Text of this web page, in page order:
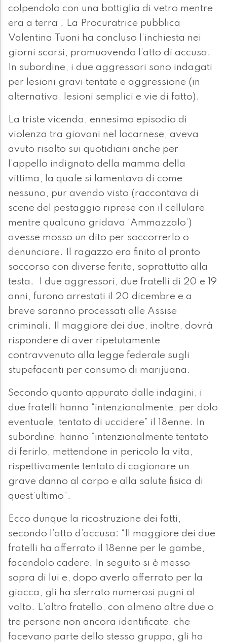
colpendolo con una bottiglia di vetro mentre
era a terra . La Procuratrice pubblica
Valentina Tuoni ha concluso l’inchiesta nei
giorni scorsi, promuovendo l’atto di accusa.
In subordine, i due aggressori sono indagati
per lesioni gravi tentate e aggressione (in
alternativa, lesioni semplici e vie di fatto).
La triste vicenda, ennesimo episodio di
violenza tra giovani nel locarnese, aveva
avuto risalto sui quotidiani anche per
l’appello indignato della mamma della
vittima, la quale si lamentava di come
nessuno, pur avendo visto (raccontava di
scene del pestaggio riprese con il cellulare
mentre qualcuno gridava ‘Ammazzalo’)
avesse mosso un dito per soccorrerlo o
denunciare. Il ragazzo era finito al pronto
soccorso con diverse ferite, soprattutto alla
testa. I due aggressori, due fratelli di 20 e 19
anni, furono arrestati il 20 dicembre e a
breve saranno processati alle Assise
criminali. Il maggiore dei due, inoltre, dovrà
rispondere di aver ripetutamente
contravvenuto alla legge federale sugli
stupefacenti per consumo di marijuana.
Secondo quanto appurato dalle indagini, i
due fratelli hanno “intenzionalmente, per dolo
eventuale, tentato di uccidere” il 18enne. In
subordine, hanno “intenzionalmente tentato
di ferirlo, mettendone in pericolo la vita,
rispettivamente tentato di cagionare un
grave danno al corpo e alla salute fisica di
quest’ultimo”.
Ecco dunque la ricostruzione dei fatti,
secondo l’atto d’accusa: “Il maggiore dei due
fratelli ha afferrato il 18enne per le gambe,
facendolo cadere. In seguito si è messo
sopra di lui e, dopo averlo afferrato per la
giacca, gli ha sferrato numerosi pugni al
volto. L’altro fratello, con almeno altre due o
tre persone non ancora identificate, che
facevano parte dello stesso gruppo, gli ha